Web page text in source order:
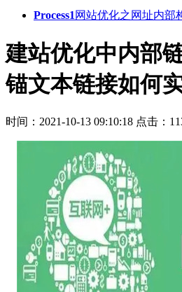
Process1 网站优化之网址内部
建站优化中内部
锚文本链接如何
时间：2021-10-13 09:10:18 点击：